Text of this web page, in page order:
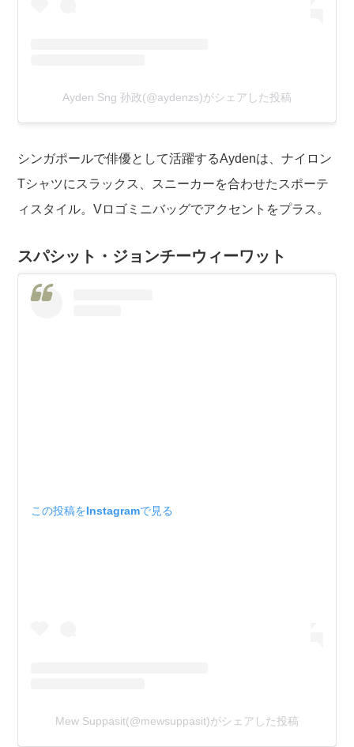
Ayden Sng 孙政(@aydenzs)がシェアした投稿
シンガポールで俳優として活躍するAydenは、ナイロン
Tシャツにスラックス、スニーカーを合わせたスポーテ
ィスタイル。Vロゴミニバッグでアクセントをプラス。
スパシット・ジョンチーウィーワット
この投稿をInstagramで見る
Mew Suppasit(@mewsuppasit)がシェアした投稿